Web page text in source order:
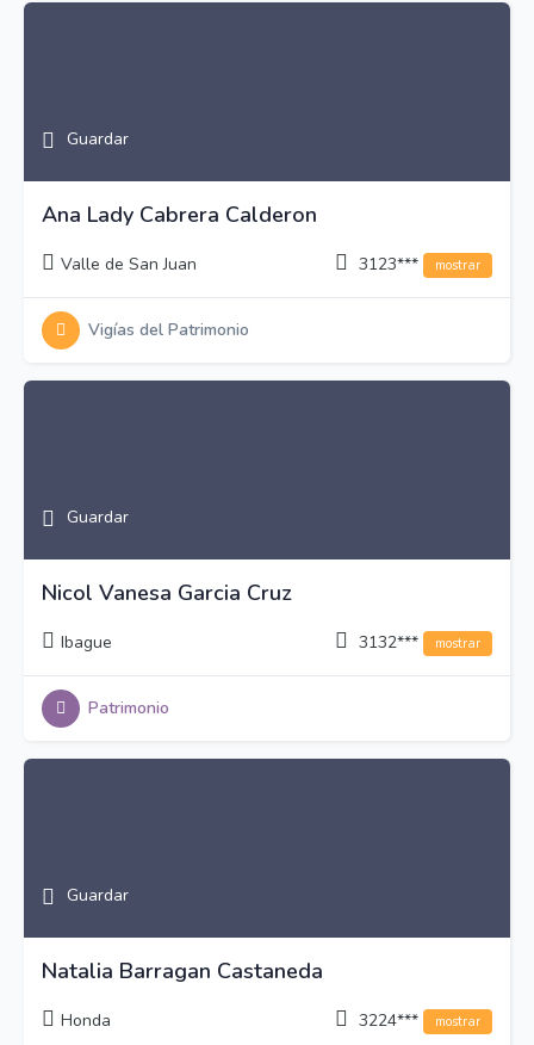
Guardar
Ana Lady Cabrera Calderon
Valle de San Juan 3123*** mostrar
Vigías del Patrimonio
Guardar
Nicol Vanesa Garcia Cruz
Ibague 3132*** mostrar
Patrimonio
Guardar
Natalia Barragan Castaneda
Honda 3224*** mostrar